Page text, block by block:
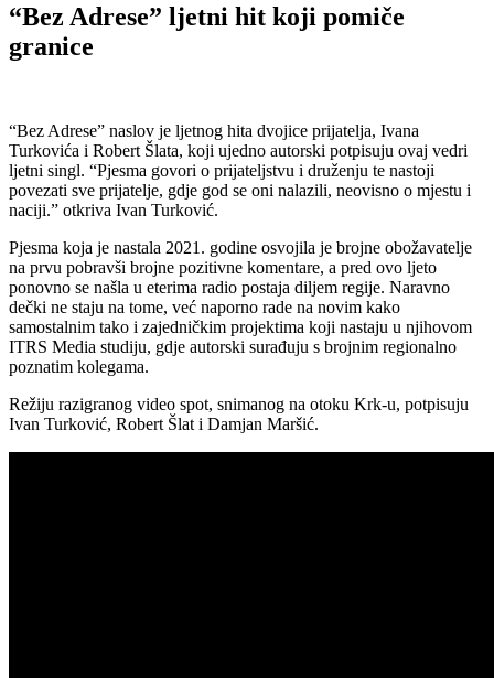
“Bez Adrese” ljetni hit koji pomiče
granice
“Bez Adrese” naslov je ljetnog hita dvojice prijatelja, Ivana
Turkovića i Robert Šlata, koji ujedno autorski potpisuju ovaj vedri
ljetni singl. “Pjesma govori o prijateljstvu i druženju te nastoji
povezati sve prijatelje, gdje god se oni nalazili, neovisno o mjestu i
naciji.” otkriva Ivan Turković.
Pjesma koja je nastala 2021. godine osvojila je brojne obožavatelje
na prvu pobravši brojne pozitivne komentare, a pred ovo ljeto
ponovno se našla u eterima radio postaja diljem regije. Naravno
dečki ne staju na tome, već naporno rade na novim kako
samostalnim tako i zajedničkim projektima koji nastaju u njihovom
ITRS Media studiju, gdje autorski surađuju s brojnim regionalno
poznatim kolegama.
Režiju razigranog video spot, snimanog na otoku Krk-u, potpisuju
Ivan Turković, Robert Šlat i Damjan Maršić.